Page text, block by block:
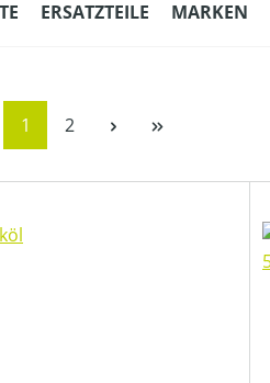
ERSATZTEILE MARKEN
Seite
1 Seite
2